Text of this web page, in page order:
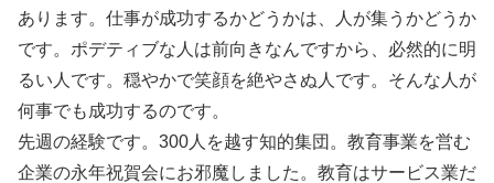
あります。仕事が成功するかどうかは、人が集うかどうか
です。ポデティブな人は前向きなんですから、必然的に明
るい人です。穏やかで笑顔を絶やさぬ人です。そんな人が
何事でも成功するのです。
先週の経験です。300人を越す知的集団。教育事業を営む
企業の永年祝賀会にお邪魔しました。教育はサービス業だ